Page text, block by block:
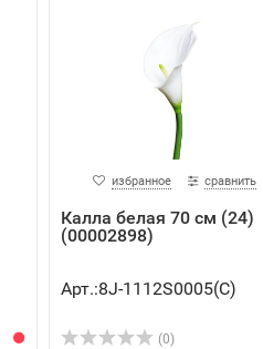
избранное сравнить
Калла белая 70 см (24)
(00002898)
Арт.:8J-1112S0005(C)
(0)